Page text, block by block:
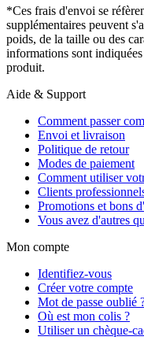
*Ces frais d'envoi se
supplémentaires peuvent
poids, de la taille ou des
informations sont
produit.
Aide & Support
Comment passer
Envoi et livraison
Politique de retour
Modes de paiement
Comment utiliser
Clients
Promotions et bons
Vous avez d'autres
Mon compte
Identifiez-vous
Créer votre compte
Mot de passe oublié
Où est mon colis ?
Utiliser un chèque-